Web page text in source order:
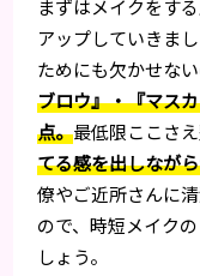
まずはメイクをす
アップしていきま
ためにも欠かせな
ブロウ』・『マス
点。最低限ここさ
てる感を出しなが
僚やご近所さんに
ので、時短メイク
しょう。